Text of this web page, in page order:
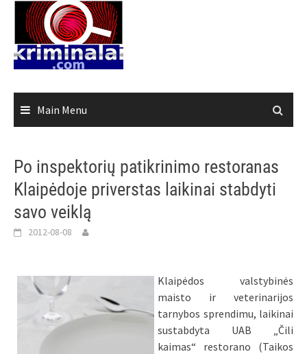
content
Main Menu
Po inspektorių patikrinimo restoranas
Klaipėdoje priverstas laikinai stabdyti
savo veiklą
2012-08-08
Klaipėdos valstybinės
maisto ir veterinarijos
tarnybos sprendimu, laikinai
sustabdyta UAB „Čili
kaimas“ restorano (Taikos